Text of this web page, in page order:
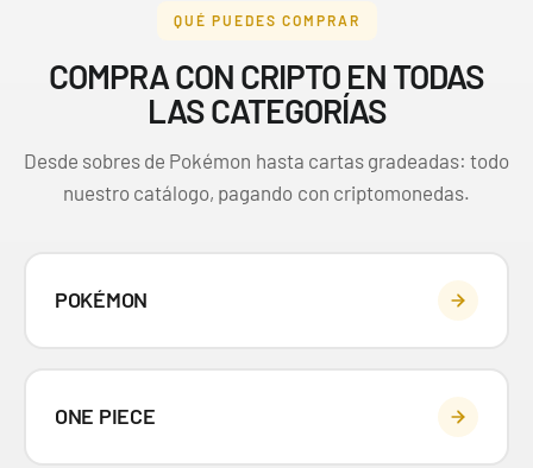
QUÉ PUEDES COMPRAR
COMPRA CON CRIPTO EN TODAS
LAS CATEGORÍAS
Desde sobres de Pokémon hasta cartas gradeadas: todo
nuestro catálogo, pagando con criptomonedas.
POKÉMON
ONE PIECE